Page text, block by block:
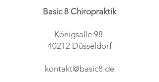
Basic 8 Chiropraktik
Königsalle 98
​40212 Düsseldorf
kontakt@basic8.de